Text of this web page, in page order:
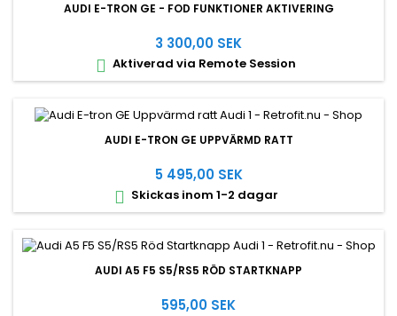
AUDI E-TRON GE - FOD FUNKTIONER AKTIVERING
3 300,00 SEK
 Aktiverad via Remote Session
AUDI E-TRON GE UPPVÄRMD RATT
5 495,00 SEK
 Skickas inom 1-2 dagar
AUDI A5 F5 S5/RS5 RÖD STARTKNAPP
595,00 SEK